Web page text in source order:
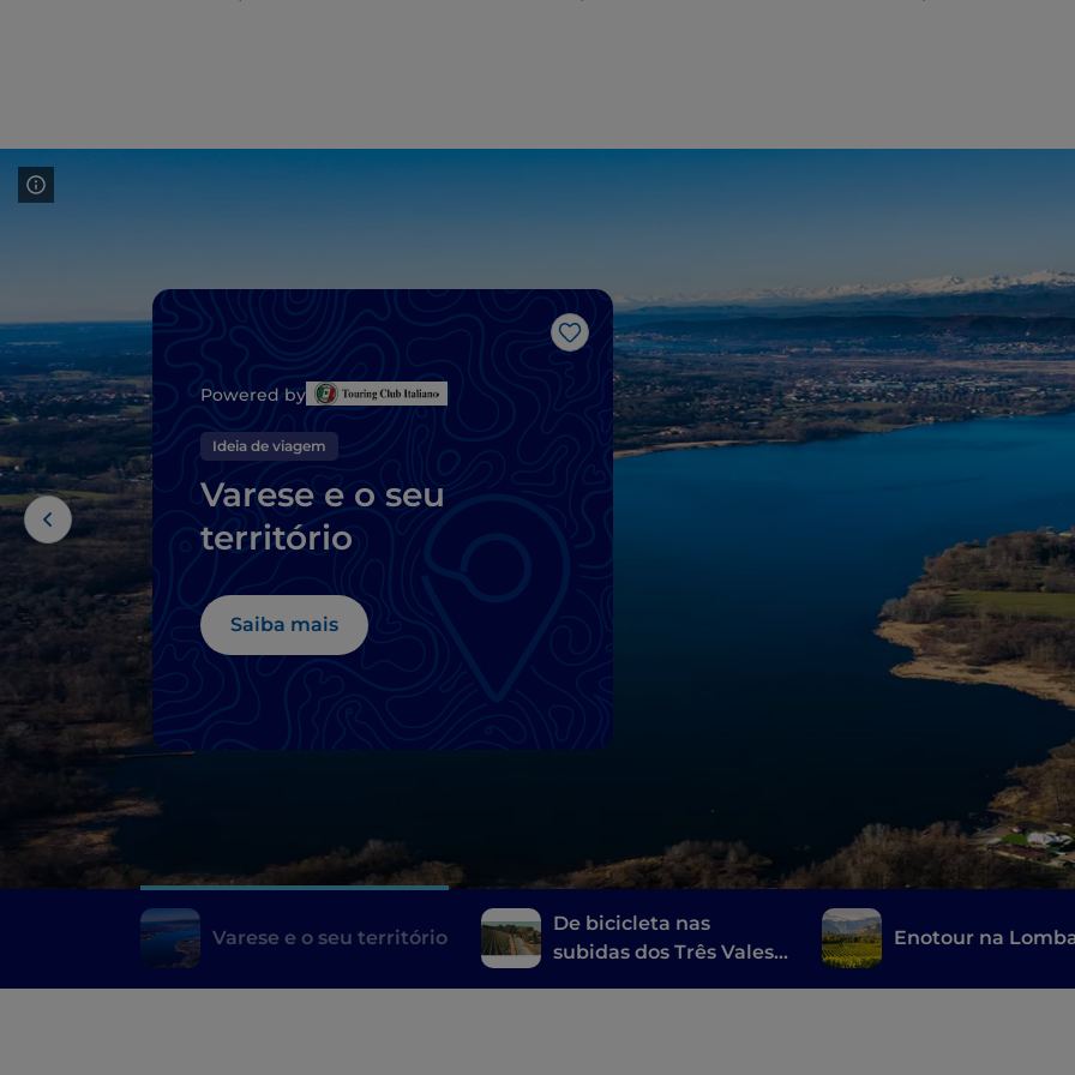
Gosto
Powered by
Ideia de viagem
Varese e o seu
território
Saiba mais
Varese e o seu território
De bicicleta nas
subidas dos Três Vales
Enotour na